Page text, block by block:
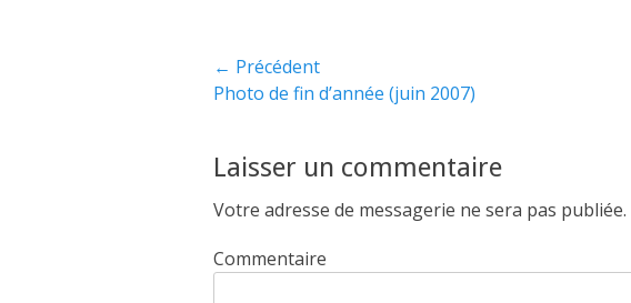
Navigation
de
l’article
← Précédent
Article
Photo de fin d’année (juin 2007)
Laisser un commentaire
Votre adresse de messagerie ne sera pas publiée.
Commentaire